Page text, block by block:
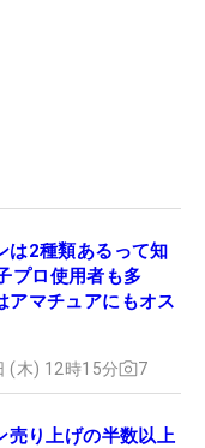
は2種類あるって知
プロ使用者も多
アマチュアにもオス
(木) 12時15分 7
売り上げの半数以上